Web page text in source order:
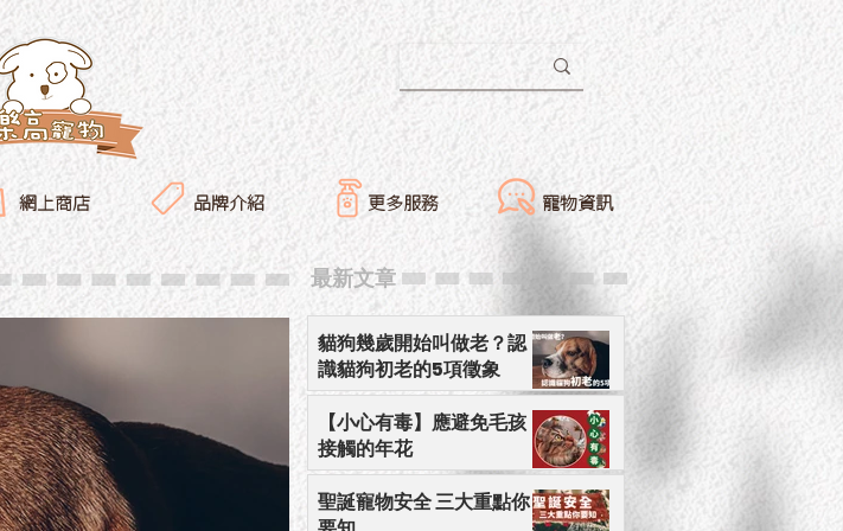
網上商店 品牌介紹 更多服務 寵物資訊
​最新文章
貓狗幾歲開始叫做老？認
識貓狗初老的5項徵象
【小心有毒】應避免毛孩
接觸的年花
聖誕寵物安全 三大重點你